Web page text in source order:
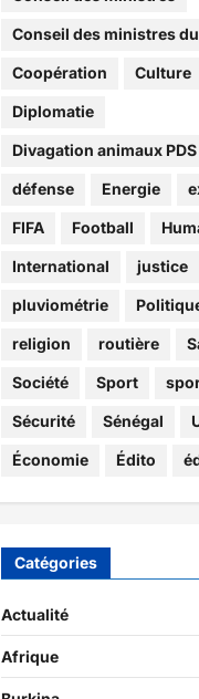
Conseil des ministres
Coopération Culture
Diplomatie
Divagation animaux
défense Energie
FIFA Football
International justice
pluviométrie
religion routière
Société Sport
Sécurité Sénégal
Économie Édito
Catégories
Actualité
Afrique